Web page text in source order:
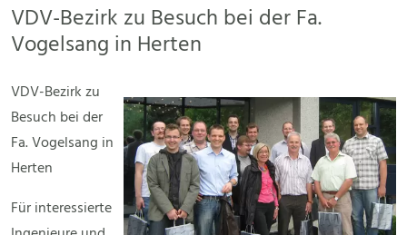
VDV-Bezirk zu Besuch bei der Fa.
Vogelsang in Herten
VDV-Bezirk zu
Besuch bei der
Fa. Vogelsang in
Herten
Für interessierte